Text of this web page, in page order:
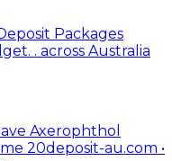
Packages
. across Australia
Axerophthol
20deposit-au.com •